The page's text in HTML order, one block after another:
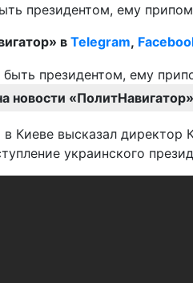
президентом, ему
в Telegram,
новости
Киеве высказал
украинского